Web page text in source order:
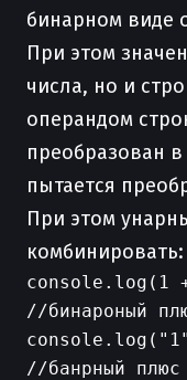
бинарном виде
При этом
числа, но и
операндом
преобразован
пытается
При этом
комбинировать:
console.log(1
//бинароный
//банрный плюс